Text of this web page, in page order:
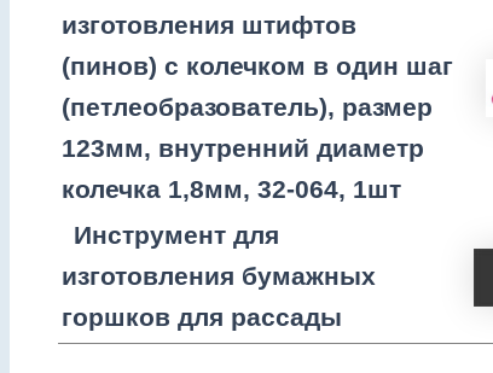
изготовления штифтов
(пинов) с колечком в один шаг
(петлеобразователь), размер
123мм, внутренний диаметр
колечка 1,8мм, 32-064, 1шт
Инструмент для
изготовления бумажных
горшков для рассады